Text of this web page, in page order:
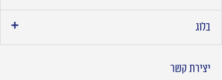
בלוג
יצירת קשר